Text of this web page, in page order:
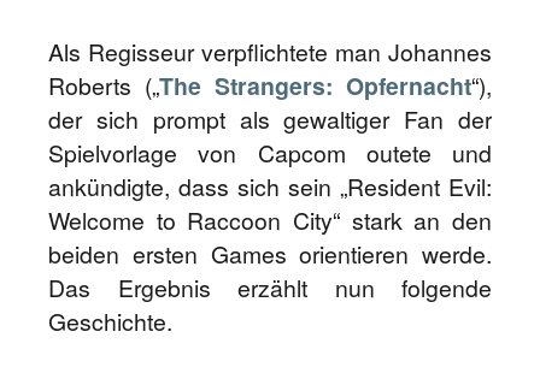
Als Regisseur verpflichtete man Johannes
Roberts („The Strangers: Opfernacht“),
der sich prompt als gewaltiger Fan der
Spielvorlage von Capcom outete und
ankündigte, dass sich sein „Resident Evil:
Welcome to Raccoon City“ stark an den
beiden ersten Games orientieren werde.
Das Ergebnis erzählt nun folgende
Geschichte.